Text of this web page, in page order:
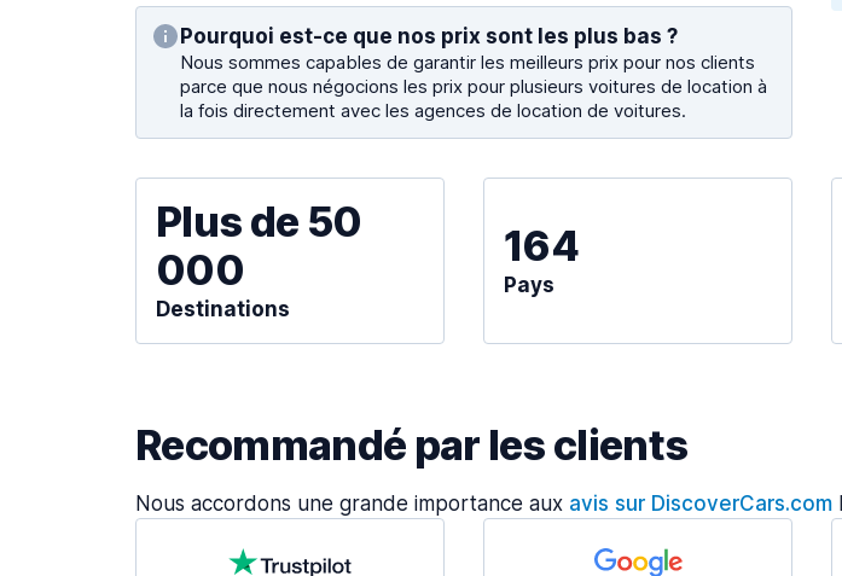
Pourquoi est-ce que nos prix sont les plus bas ?
Nous sommes capables de garantir les meilleurs prix pour nos clients
parce que nous négocions les prix pour plusieurs voitures de location à
la fois directement avec les agences de location de voitures.
Plus de 50
000
Destinations
164
Pays
Recommandé par les clients
Nous accordons une grande importance aux avis sur DiscoverCars.com